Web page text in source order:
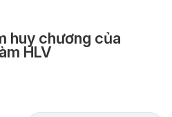
huy chương của
HLV